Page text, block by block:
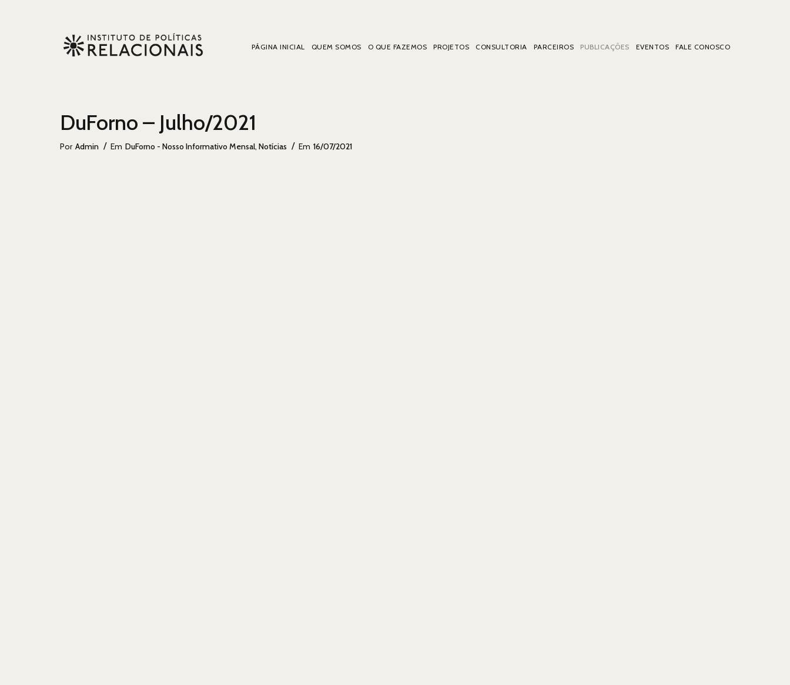
PÁGINA INICIAL QUEM SOMOS O QUE FAZEMOS PROJETOS CONSULTORIA PARCEIROS PUBLICAÇÕES EVENTOS FALE CONOSCO
DuForno – Julho/2021
Por Admin Categorias
Em DuForno - Nosso Informativo Mensal, Notícias
Postado
Em 16/07/2021